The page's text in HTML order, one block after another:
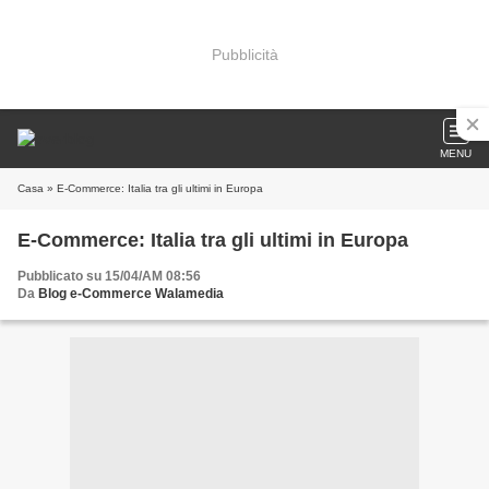
Pubblicità
MENU
Casa » E-Commerce: Italia tra gli ultimi in Europa
E-Commerce: Italia tra gli ultimi in Europa
Pubblicato su 15/04/AM 08:56
Da Blog e-Commerce Walamedia